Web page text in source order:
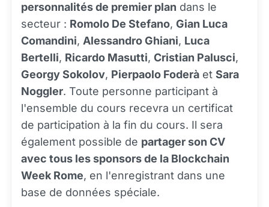
personnalités de premier plan dans le
secteur : Romolo De Stefano, Gian Luca
Comandini, Alessandro Ghiani, Luca
Bertelli, Ricardo Masutti, Cristian Palusci,
Georgy Sokolov, Pierpaolo Foderà et Sara
Noggler. Toute personne participant à
l'ensemble du cours recevra un certificat
de participation à la fin du cours. Il sera
également possible de partager son CV
avec tous les sponsors de la Blockchain
Week Rome, en l'enregistrant dans une
base de données spéciale.